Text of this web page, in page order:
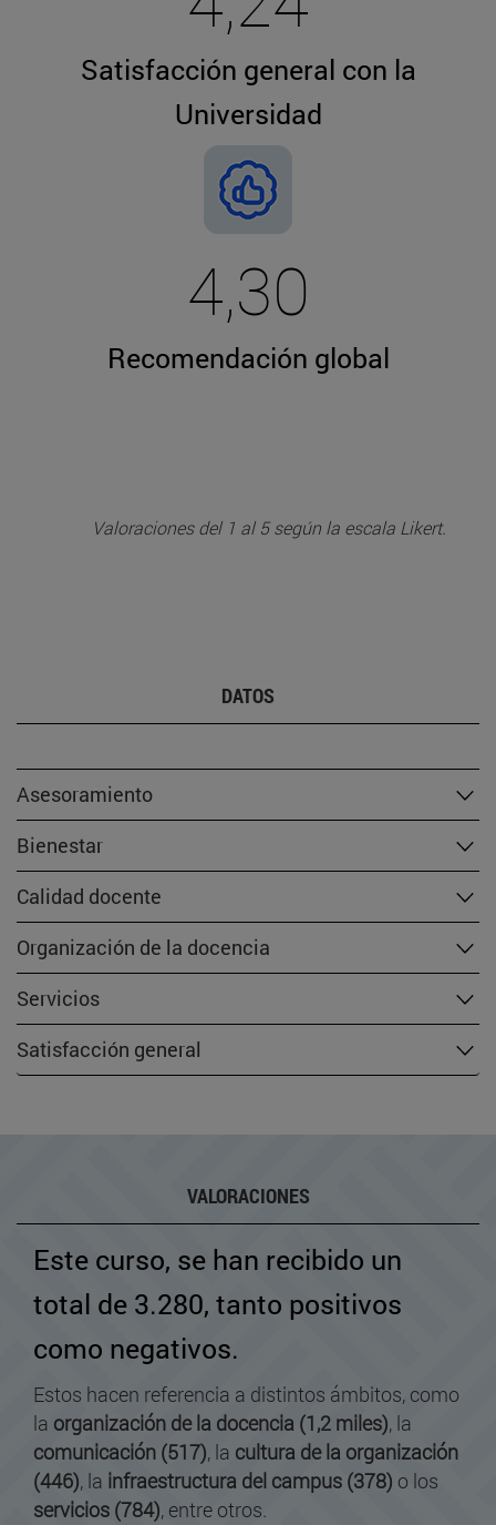
Satisfacción general con la
Universidad
4,30
Recomendación global
Valoraciones del 1 al 5 según la escala Likert.
DATOS
Asesoramiento
Bienestar
Calidad docente
Organización de la docencia
Servicios
Satisfacción general
VALORACIONES
Este curso, se han recibido un
total de 3.280, tanto positivos
como negativos.
Estos hacen referencia a distintos ámbitos, como
la organización de la docencia (1,2 miles), la
comunicación (517), la cultura de la organización
(446), la infraestructura del campus (378) o los
servicios (784), entre otros.